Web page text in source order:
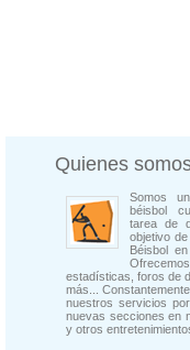
Quienes
Somos
béisbol
tarea de
objetivo
Béisbol
estadísticas, foros de
más...
nuestros servicios
nuevas secciones en
y otros